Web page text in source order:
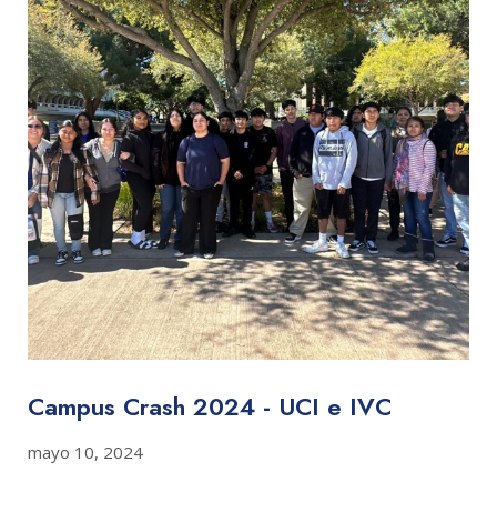
Campus Crash 2024 - UCI e IVC
mayo 10, 2024